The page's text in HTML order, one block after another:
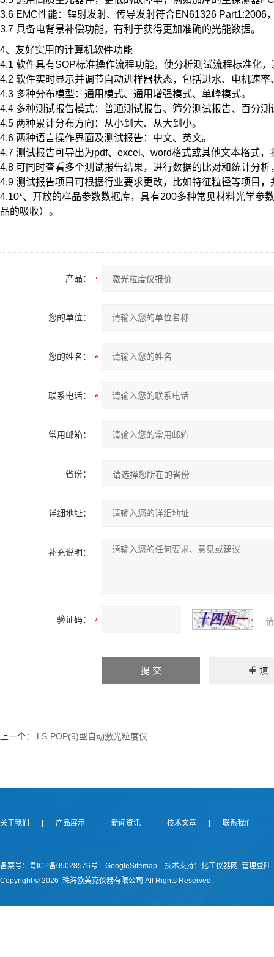
3.6 EMC性能：辐射发射、传导发射符合EN61326
3.7 具备电背景补偿功能，有利于获得更加准确的光能数据。
4、友好实用的计算机软件功能
4.1 软件具有SOP标准操作流程功能，使分析测试流程标准化
4.2 软件实时显示并调节自动进样器状态，包括进水、电机速
4.3 多种分布模型：通用模式、通用增强模式、单峰模式。
4.4 多种测试报告模式：普通测试报告、筛分测试报告、百分
4.5 两种累计分布方向：从小到大、从大到小。
4.6 两种语言操作界面及测试报告：中文、英文。
4.7 测试报告可导出为pdf、excel、word格式或其他文本格式
4.8 可同时查看多个测试报告结果，进行数据的比对和统计分
4.9 测试报告项目可根据行业要求更改，比如特征粒径等项目
4.10*、开放的样品参数数据库，具有200多种常见材料光学参
品的吸收）。
产品：
您的单位：
您的姓名：
联系电话：
常用邮箱：
省份：
详细地址：
补充说明：
验证码：
上一个： LS-POP(9)型自动激光粒度仪
关于我们 产品展示 新闻资讯 技术文章 联系我们
备案号： 粤ICP备05028576号 GoogleSitemap 技术支持： 化工仪器网 管理登陆
Copyright © 2026 珠海欧美克仪器有限公司 All Rights Reserved.